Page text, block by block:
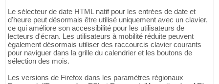
Le sélecteur de date HTML natif pour les entrées de date et
d'heure peut désormais être utilisé uniquement avec un clavier,
ce qui améliore son accessibilité pour les utilisateurs de
lecteurs d'écran. Les utilisateurs à mobilité réduite peuvent
également désormais utiliser des raccourcis clavier courants
pour naviguer dans la grille du calendrier et les boutons de
sélection des mois.
Les versions de Firefox dans les paramètres régionaux